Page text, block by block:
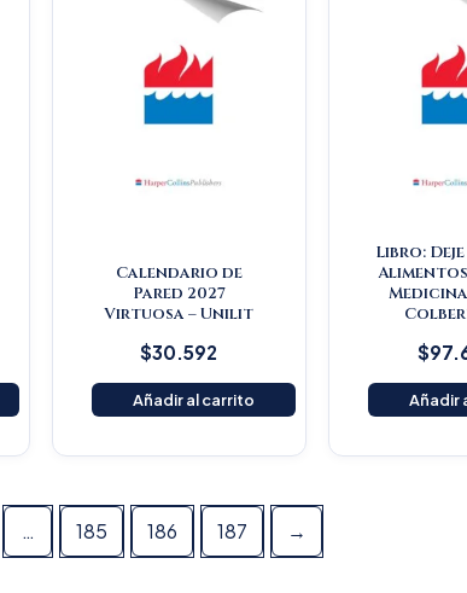
Calendario de
Pared 2027
Virtuosa – Unilit
$30.592
Añadir al carrito
Libro:
Alimentos
$
Añadir
… 185 186 187 →